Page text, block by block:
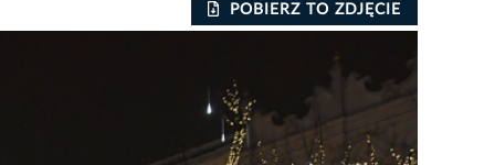
POBIERZ TO ZDJĘCIE